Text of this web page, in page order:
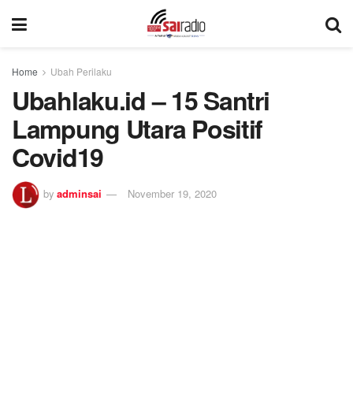
Home Ubah Perilaku
Ubahlaku.id – 15 Santri
Lampung Utara Positif
Covid19
by adminsai November 19, 2020